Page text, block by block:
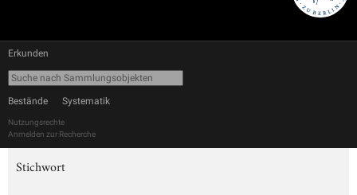
Erkunden
Bestände Systematik
Nutzungsrechte
Anmelden zur Recherche
Stichwort